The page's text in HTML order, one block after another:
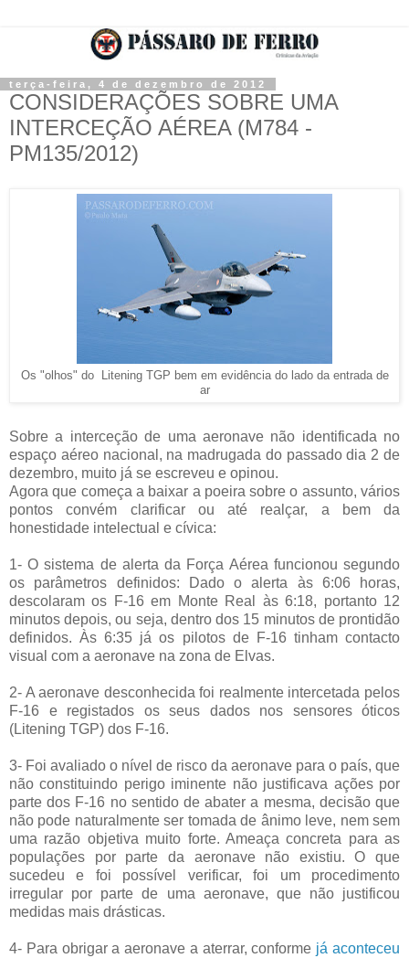
terça-feira, 4 de dezembro de 2012
CONSIDERAÇÕES SOBRE UMA
INTERCEÇÃO AÉREA (M784 -
PM135/2012)
Os "olhos" do Litening TGP bem em evidência do lado da entrada de
ar
Sobre a interceção de uma aeronave não identificada no
espaço aéreo nacional, na madrugada do passado dia 2 de
dezembro, muito já se escreveu e opinou.
Agora que começa a baixar a poeira sobre o assunto, vários
pontos convém clarificar ou até realçar, a bem da
honestidade intelectual e cívica:
1- O sistema de alerta da Força Aérea funcionou segundo
os parâmetros definidos: Dado o alerta às 6:06 horas,
descolaram os F-16 em Monte Real às 6:18, portanto 12
minutos depois, ou seja, dentro dos 15 minutos de prontidão
definidos. Às 6:35 já os pilotos de F-16 tinham contacto
visual com a aeronave na zona de Elvas.
2- A aeronave desconhecida foi realmente intercetada pelos
F-16 e registados os seus dados nos sensores óticos
(Litening TGP) dos F-16.
3- Foi avaliado o nível de risco da aeronave para o país, que
não constituindo perigo iminente não justificava ações por
parte dos F-16 no sentido de abater a mesma, decisão que
não pode naturalmente ser tomada de ânimo leve, nem sem
uma razão objetiva muito forte. Ameaça concreta para as
populações por parte da aeronave não existiu. O que
sucedeu e foi possível verificar, foi um procedimento
irregular por parte de uma aeronave, que não justificou
medidas mais drásticas.
4- Para obrigar a aeronave a aterrar, conforme já aconteceu